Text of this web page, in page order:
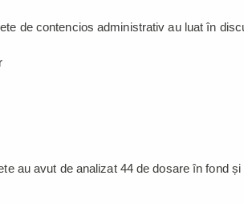
de contencios administrativ au luat în
au avut de analizat 44 de dosare în fond